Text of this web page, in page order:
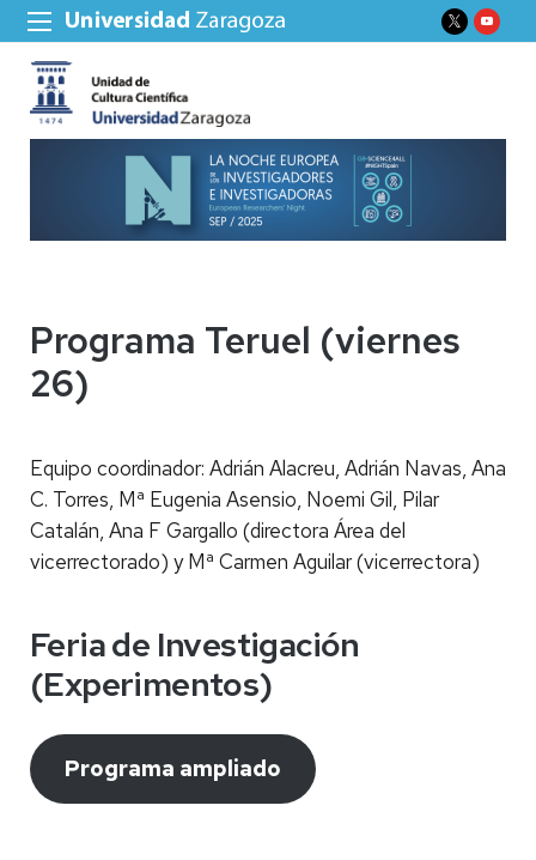
Programa Teruel (viernes
26)
Equipo coordinador: Adrián Alacreu, Adrián Navas, Ana
C. Torres, Mª Eugenia Asensio, Noemi Gil, Pilar
Catalán, Ana F Gargallo (directora Área del
vicerrectorado) y Mª Carmen Aguilar (vicerrectora)
Feria de Investigación
(Experimentos)
Programa ampliado